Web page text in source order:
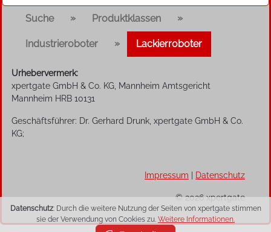
mit manueller Führung des Roboterarms
erfolgen, wodurch die erforderliche
Bewegungssequenz des Spritzwerkzeugs
abgespeichert und automatisch wiederholt
Programmierarm manuell für einen
Werker geführt wird. Die gesamte
Bewegungssequenz wird über die integrierten
Suche » Produktklassen »
Industrieroboter » Lackierroboter
Urhebervermerk:
xpertgate GmbH & Co. KG, Mannheim Amtsgericht
Mannheim HRB 10131
Geschäftsführer: Dr. Gerhard Drunk, xpertgate GmbH & Co.
KG;
Impressum | Datenschutz
© 2026 xpertgate
Datenschutz: Durch die weitere Nutzung der Seiten von xpertgate stimmen
sie der Verwendung von Cookies zu. Weitere Informationen.